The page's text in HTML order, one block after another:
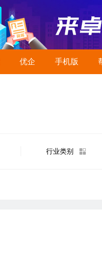
优企 手机版
行业类别